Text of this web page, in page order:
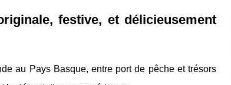
festive, et délicieusement
au Pays Basque, entre port de pêche et trésors